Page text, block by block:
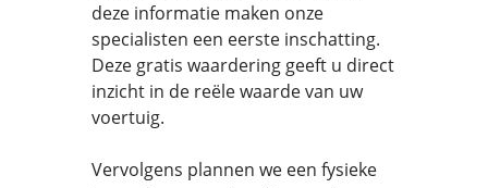
deze informatie maken onze
specialisten een eerste inschatting.
Deze gratis waardering geeft u direct
inzicht in de reële waarde van uw
voertuig.
Vervolgens plannen we een fysieke